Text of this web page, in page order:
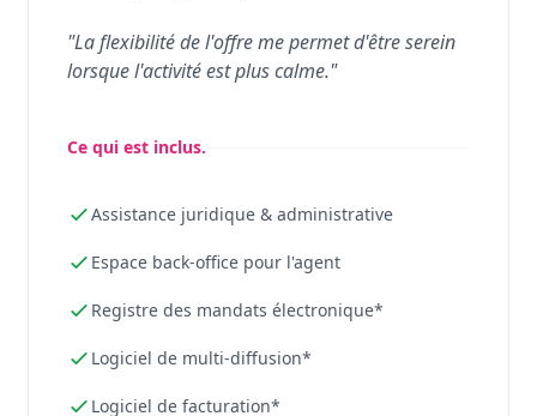
"La flexibilité de l'offre me permet d'être serein
lorsque l'activité est plus calme."
Ce qui est inclus.
Assistance juridique & administrative
Espace back-office pour l'agent
Registre des mandats électronique*
Logiciel de multi-diffusion*
Logiciel de facturation*